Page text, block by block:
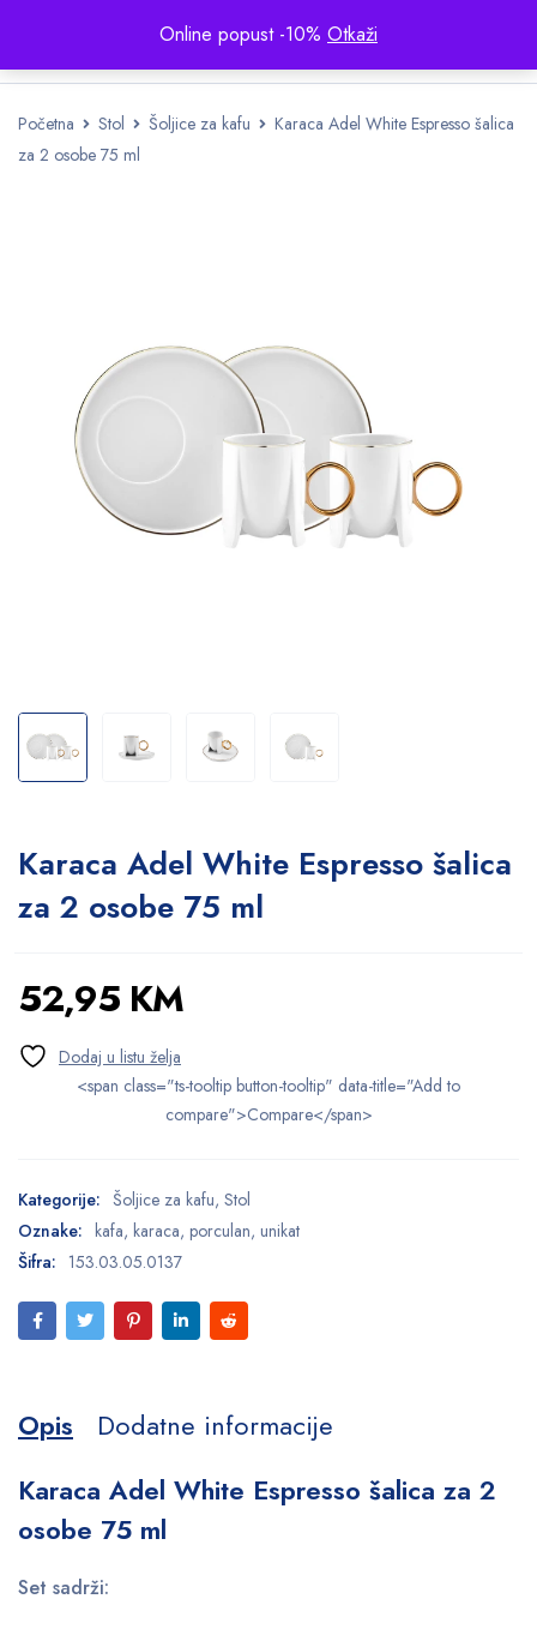
Online popust -10% Otkaži
Početna Stol Šoljice za kafu
Karaca Adel White Espresso šalica
za 2 osobe 75 ml
Karaca Adel White Espresso šalica
za 2 osobe 75 ml
52,95 KM
<span class="ts-tooltip button-tooltip" data-title="Add to
compare">Compare</span>
Kategorije: Šoljice za kafu, Stol
Oznake: kafa, karaca, porculan, unikat
Šifra: 153.03.05.0137
Opis
Dodatne informacije
Karaca Adel White Espresso šalica za 2
osobe 75 ml
Set sadrži: